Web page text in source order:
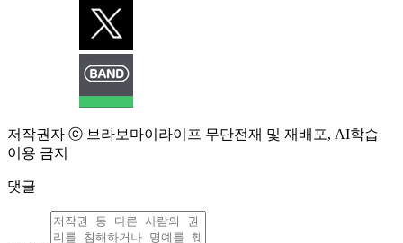
저작권자 ⓒ 브라보마이라이프 무단전재 및 재배포, AI학습
이용 금지
댓글